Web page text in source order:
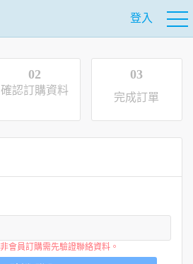
登入
02
確認訂購資料
03
完成訂單
會員訂購需先驗證聯絡資料。